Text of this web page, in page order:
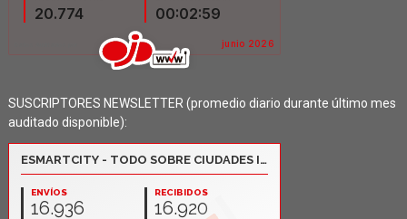
SUSCRIPTORES NEWSLETTER (promedio diario durante último mes
auditado disponible):